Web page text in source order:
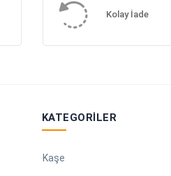
Kolay İade
KATEGORILER
Kaşe